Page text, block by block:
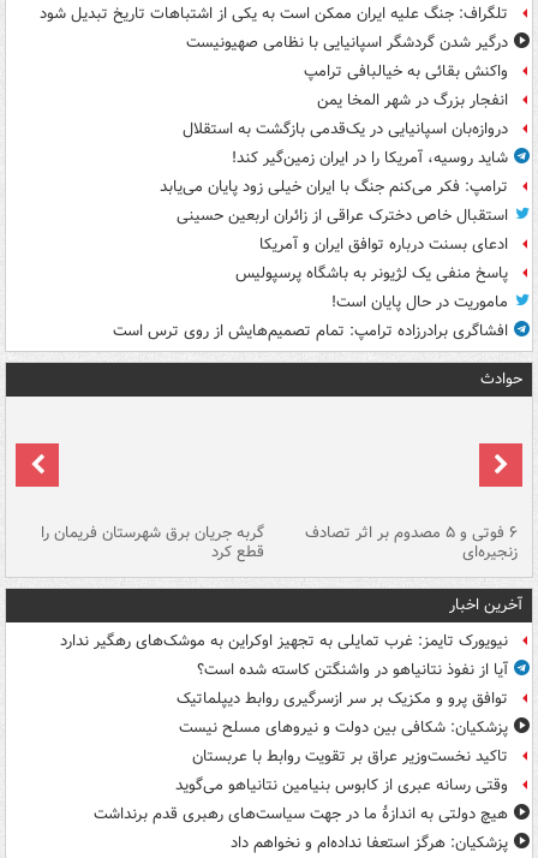
تلگراف: جنگ علیه ایران ممکن است به یکی از اشتباهات تاریخ تبدیل شود
درگیر شدن گردشگر اسپانیایی با نظامی صهیونیست
واکنش بقائی به خیالبافی ترامپ
انفجار بزرگ در شهر المخا یمن
دروازه‌بان اسپانیایی در یک‌قدمی بازگشت به استقلال
شاید روسیه، آمریکا را در ایران زمین‌گیر کند!
ترامپ: فکر می‌کنم جنگ با ایران خیلی زود پایان می‌یابد
استقبال خاص دخترک عراقی از زائران اربعین حسینی
ادعای بسنت درباره توافق ایران و آمریکا
پاسخ منفی یک لژیونر به باشگاه پرسپولیس
ماموریت در حال پایان است!
افشاگری برادرزاده ترامپ: تمام تصمیم‌هایش از روی ترس است
حوادث
۶ فوتی و ۵ مصدوم بر اثر تصادف
زنجیره‌ای
گربه جریان برق شهرستان فریمان را
قطع کرد
آخرین اخبار
نیویورک تایمز: غرب تمایلی به تجهیز اوکراین به موشک‌های رهگیر ندارد
آیا از نفوذ نتانیاهو در واشنگتن کاسته شده است؟
توافق پرو و مکزیک بر سر ازسرگیری روابط دیپلماتیک
پزشکیان: شکافی بین دولت و نیروهای مسلح نیست
تاکید نخست‌وزیر عراق بر تقویت روابط با عربستان
وقتی رسانه عبری از کابوس بنیامین نتانیاهو می‌گوید
هیچ دولتی به اندازۀ ما در جهت سیاست‌های رهبری قدم برنداشت
پزشکیان: هرگز استعفا نداده‌ام و نخواهم داد